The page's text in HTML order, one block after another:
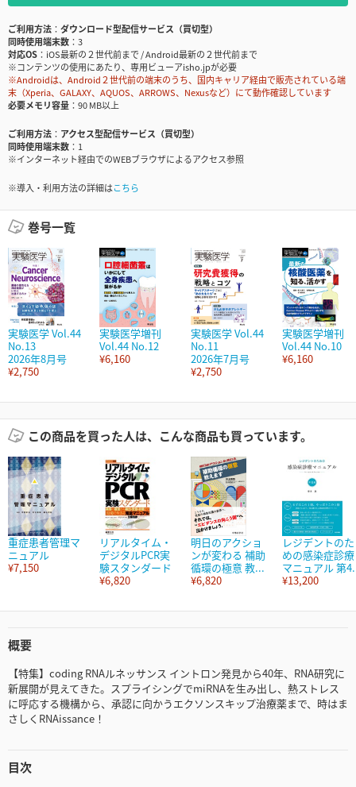
ご利用方法
ダウンロード型配信サービス（買切型）
同時使用端末数
3
対応OS
iOS最新の２世代前まで / Android最新の２世代前まで
※コンテンツの使用にあたり、専用ビューアisho.jpが必要
※Androidは、Android２世代前の端末のうち、国内キャリア経由で販売されている端
末（Xperia、GALAXY、AQUOS、ARROWS、Nexusなど）にて動作確認しています
必要メモリ容量
90 MB以上
ご利用方法
アクセス型配信サービス（買切型）
同時使用端末数
1
※インターネット経由でのWEBブラウザによるアクセス参照
※導入・利用方法の詳細はこちら
巻号一覧
実験医学 Vol.44
No.13
2026年8月号
¥2,750
実験医学増刊
Vol.44 No.12
¥6,160
実験医学 Vol.44
No.11
2026年7月号
¥2,750
実験医学増刊
Vol.44 No.10
¥6,160
この商品を買った人は、こんな商品も買っています。
重症患者管理マ
ニュアル
¥7,150
リアルタイム・
デジタルPCR実
験スタンダード
¥6,820
明日のアクショ
ンが変わる 補助
循環の極意 教...
¥6,820
レジデントのた
めの感染症診療
マニュアル 第
¥13,200
概要
【特集】coding RNAルネッサンス イントロン発見から40年、RNA研究に
新展開が見えてきた。スプライシングでmiRNAを生み出し、熱ストレス
に呼応する機構から、承認に向かうエクソンスキップ治療薬まで、時はま
さしくRNAissance！
目次